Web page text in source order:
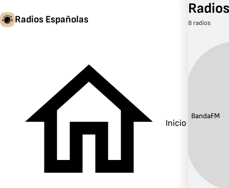
Radios Españolas
Inicio
8 radios
Banda:FM